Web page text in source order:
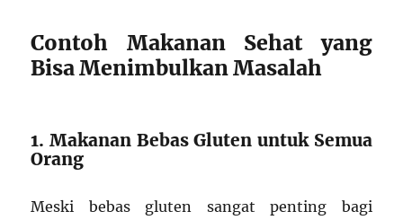
Contoh Makanan Sehat yang
Bisa Menimbulkan Masalah
1. Makanan Bebas Gluten untuk Semua
Orang
Meski bebas gluten sangat penting bagi